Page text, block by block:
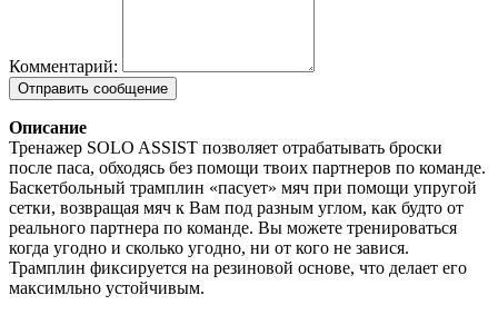
Комментарий:
Описание
Тренажер SOLO ASSIST позволяет отрабатывать броски
после паса, обходясь без помощи твоих партнеров по команде.
Баскетбольный трамплин «пасует» мяч при помощи упругой
сетки, возвращая мяч к Вам под разным углом, как будто от
реального партнера по команде. Вы можете тренироваться
когда угодно и сколько угодно, ни от кого не завися.
Трамплин фиксируется на резиновой основе, что делает его
максимльно устойчивым.